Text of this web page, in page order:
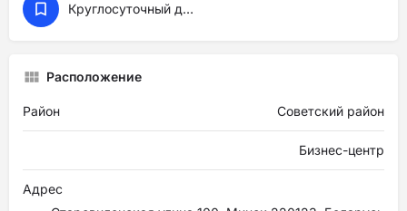
Круглосуточный доступ
Расположение
Район Советский район
Бизнес-центр
Адрес